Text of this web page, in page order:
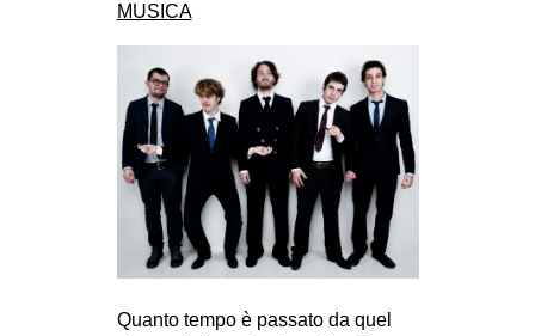
GAZA FREESTYLE
CSOA LAMBRETTA
MSM
STUDENTI TSUNAMI
ZAM
MILANO
MOBILITAZIONI
MUSICA
Quanto tempo è passato da quel